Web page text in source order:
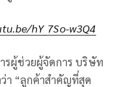
hY_7So-w3Q4
รผู้ช่วยผู้จัดการ บริษัท
า “ลูกค้าสำคัญที่สุด